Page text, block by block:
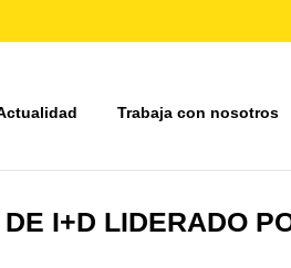
Trabaja con nosotros
I+D LIDERADO